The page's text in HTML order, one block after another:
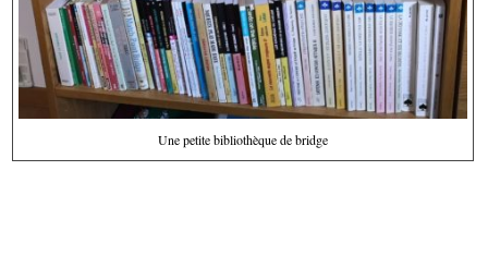
Une petite bibliothèque de bridge